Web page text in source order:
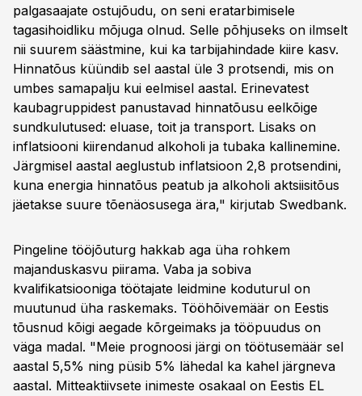
palgasaajate ostujõudu, on seni eratarbimisele
tagasihoidliku mõjuga olnud. Selle põhjuseks on ilmselt
nii suurem säästmine, kui ka tarbijahindade kiire kasv.
Hinnatõus küündib sel aastal üle 3 protsendi, mis on
umbes samapalju kui eelmisel aastal. Erinevatest
kaubagruppidest panustavad hinnatõusu eelkõige
sundkulutused: eluase, toit ja transport. Lisaks on
inflatsiooni kiirendanud alkoholi ja tubaka kallinemine.
Järgmisel aastal aeglustub inflatsioon 2,8 protsendini,
kuna energia hinnatõus peatub ja alkoholi aktsiisitõus
jäetakse suure tõenäosusega ära," kirjutab Swedbank.
Pingeline tööjõuturg hakkab aga üha rohkem
majanduskasvu piirama. Vaba ja sobiva
kvalifikatsiooniga töötajate leidmine koduturul on
muutunud üha raskemaks. Tööhõivemäär on Eestis
tõusnud kõigi aegade kõrgeimaks ja tööpuudus on
väga madal. "Meie prognoosi järgi on töötusemäär sel
aastal 5,5% ning püsib 5% lähedal ka kahel järgneva
aastal. Mitteaktiivsete inimeste osakaal on Eestis EL